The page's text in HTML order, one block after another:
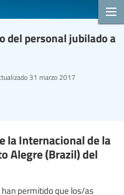
del personal jubilado a
31 marzo 2017
la Internacional de la
Alegre (Brazil) del
han permitido que los/as